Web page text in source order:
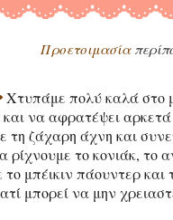
Προετοιμασία
Χτυπάμε πολύ καλά στο
και να αφρατέψει
τη ζάχαρη άχνη και
ρίχνουμε το κονιάκ, το
μπέικιν πάουντερ και
μπορεί να μην